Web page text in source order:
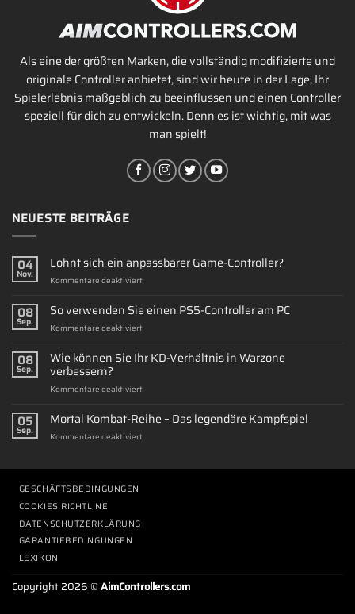
Als eine der größten Marken, die vollständig modifizierte und
originale Controller anbietet, sind wir heute in der Lage, Ihr
Spielerlebnis maßgeblich zu beeinflussen und einen Controller
speziell für dich zu entwickeln. Denn es ist wichtig, mit was
man spielt!
NEUESTE BEITRÄGE
04
Nov.
Lohnt sich ein anpassbarer Game-Controller?
Kommentare deaktiviertfür
sich
ein
anpassbarer
Controller?
08
Sep.
So verwenden Sie einen PS5-Controller am PC
Kommentare deaktiviertfür
verwenden
Sie
PS5-
am
08
Sep.
Wie können Sie Ihr KD-Verhältnis in Warzone
verbessern?
Kommentare deaktiviertfür
können
Sie
Ihr
05
Sep.
Mortal Kombat-Reihe – Das legendäre Kampfspiel
Kommentare deaktiviertfür
GESCHÄFTSBEDINGUNGEN
COOKIES RICHTLINE
DATENSCHUTZERKLÄRUNG
GARANTIEBEDINGUNGEN
LEXIKON
Copyright 2026 ©AimControllers.com